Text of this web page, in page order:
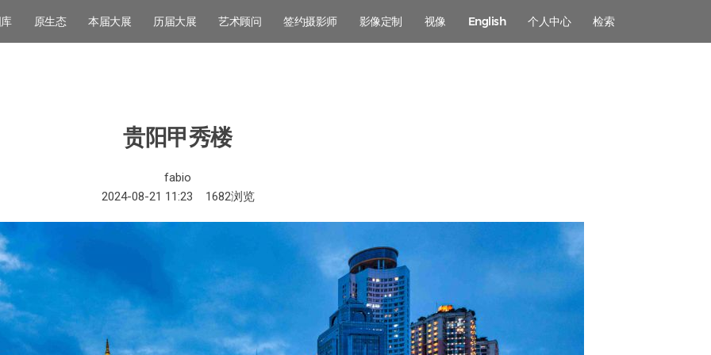
原生态 本届大展 历届大展 艺术顾问 签约摄影师 影像定制 视像 English 个人中心 检索
贵阳甲秀楼
fabio
2024-08-21 11:23
1682浏览